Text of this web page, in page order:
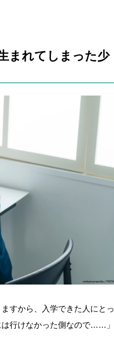
まれてしまった少
すから、入学できた人にとっ
行けなかった側なので……」